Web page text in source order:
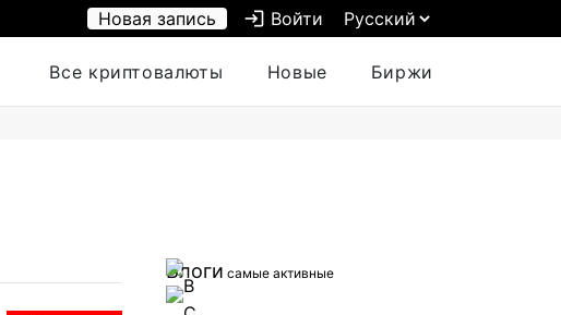
Новая запись login Войти
Все криптовалюты Новые Биржи
Блоги самые активные